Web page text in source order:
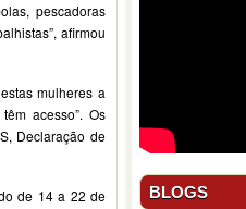
pescadoras
afirmou
mulheres a
acesso”. Os
Declaração de
de 14 a 22 de
BLOGS